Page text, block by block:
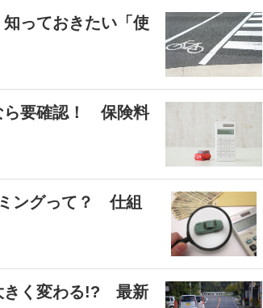
っておきたい「使
ら要確認！ 保険料
ングって？ 仕組
きく変わる!? 最新